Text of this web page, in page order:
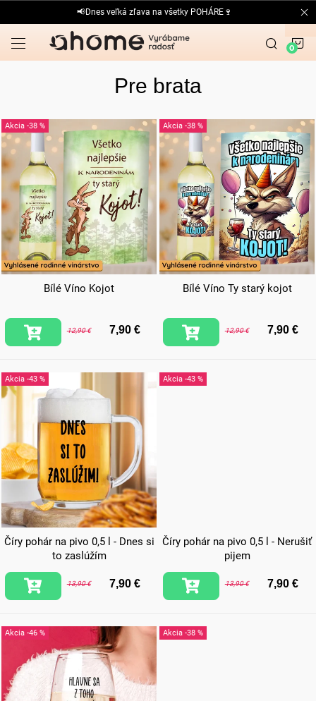
na
obsah
📢Dnes veľká zľava na všetky POHÁRE🍷
Pre brata
V
ý
p
i
s
p
r
o
u
k
t
o
-38 %
Bílé Víno Kojot
12,90 € 7,90 €
-38 %
Bílé Víno Ty starý kojot
12,90 € 7,90 €
-43 %
Číry pohár na pivo 0,5 l - Dnes si
to zaslúžím
13,90 € 7,90 €
-43 %
Číry pohár na pivo 0,5 l - Nerušiť
pijem
13,90 € 7,90 €
-46 % -38 %